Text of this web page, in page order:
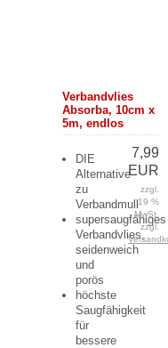
Verbandvlies
Absorba, 10cm x
5m, endlos
DIE
Alternative
zu
Verbandmull
supersaugfähiges
Verbandvlies,
seidenweich
und
porös
höchste
Saugfähigkeit
für
bessere
7,99
EUR
zzgl.
19 %
MwSt.
zzgl.